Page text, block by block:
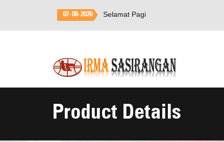
07-08-2026 Selamat Datang di
Product Details